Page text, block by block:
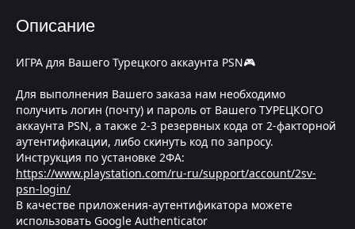
Описание
ИГРА для Вашего Турецкого аккаунта PSN🎮
Для выполнения Вашего заказа нам необходимо
получить логин (почту) и пароль от Вашего ТУРЕЦКОГО
аккаунта PSN, а также 2-3 резервных кода от 2-факторной
аутентификации, либо скинуть код по запросу.
Инструкция по установке 2ФА:
https://www.playstation.com/ru-ru/support/account/2sv-
psn-login/
В качестве приложения-аутентификатора можете
использовать Google Authenticator